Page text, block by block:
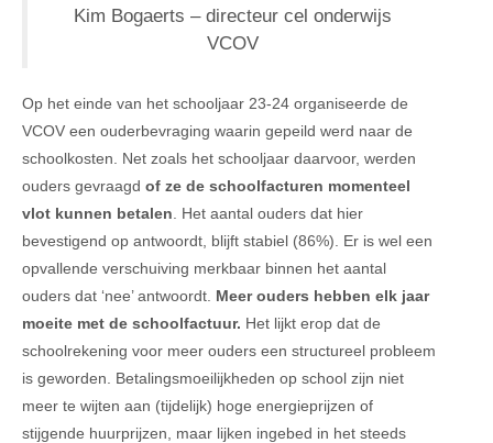
Kim Bogaerts – directeur cel onderwijs
VCOV
Op het einde van het schooljaar 23-24 organiseerde de
VCOV een ouderbevraging waarin gepeild werd naar de
schoolkosten. Net zoals het schooljaar daarvoor, werden
ouders gevraagd of ze de schoolfacturen momenteel
vlot kunnen betalen . Het aantal ouders dat hier
bevestigend op antwoordt, blijft stabiel (86%). Er is wel een
opvallende verschuiving merkbaar binnen het aantal
ouders dat ‘nee’ antwoordt. Meer ouders hebben elk jaar
moeite met de schoolfactuur. Het lijkt erop dat de
schoolrekening voor meer ouders een structureel probleem
is geworden. Betalingsmoeilijkheden op school zijn niet
meer te wijten aan (tijdelijk) hoge energieprijzen of
stijgende huurprijzen, maar lijken ingebed in het steeds